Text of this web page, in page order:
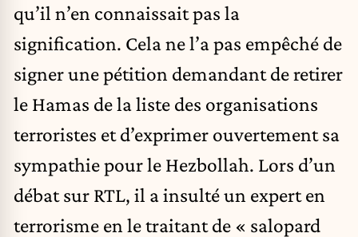
qu’il n’en connaissait pas la
signification. Cela ne l’a pas empêché de
signer une pétition demandant de retirer
le Hamas de la liste des organisations
terroristes et d’exprimer ouvertement sa
sympathie pour le Hezbollah. Lors d’un
débat sur RTL, il a insulté un expert en
terrorisme en le traitant de « salopard